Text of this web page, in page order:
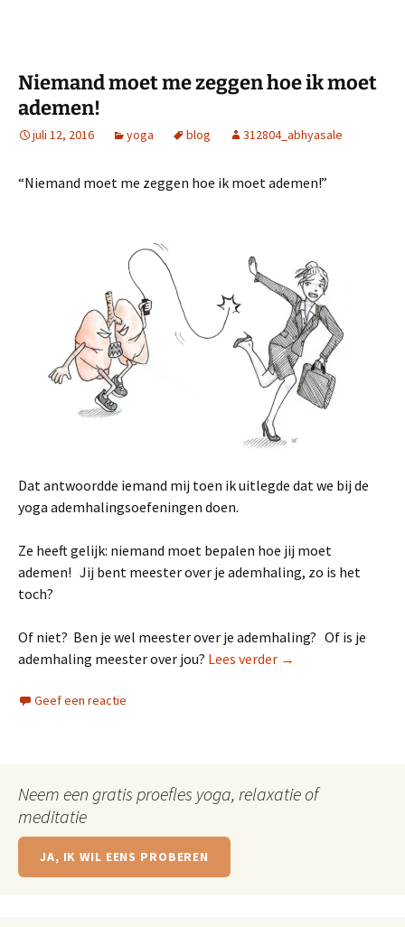
Niemand moet me zeggen hoe ik moet
ademen!
juli 12, 2016 yoga blog 312804_abhyasale
“Niemand moet me zeggen hoe ik moet ademen!”
Dat antwoordde iemand mij toen ik uitlegde dat we bij de
yoga ademhalingsoefeningen doen.
Ze heeft gelijk: niemand moet bepalen hoe jij moet
ademen! Jij bent meester over je ademhaling, zo is het
toch?
Of niet? Ben je wel meester over je ademhaling? Of is je
ademhaling meester over jou? Lees verder Niemand moet me
→
Geef een reactie
Neem een gratis proefles yoga, relaxatie of
meditatie
JA, IK WIL EENS PROBEREN